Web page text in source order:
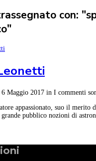
con:
6 Maggio 2017 in I commenti
appassionato, suo il merito
pubblico nozioni di